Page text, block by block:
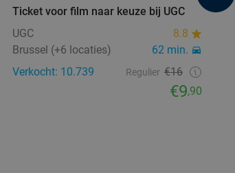
Ticket voor film naar keuze bij UGC
UGC
8.8
Brussel (+6 locaties)
62 min.
Verkocht: 10.739
Regulier €16
€9,90